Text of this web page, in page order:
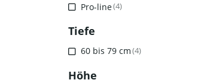
Pro-line(4)
Tiefe
60 bis 79 cm(4)
Höhe